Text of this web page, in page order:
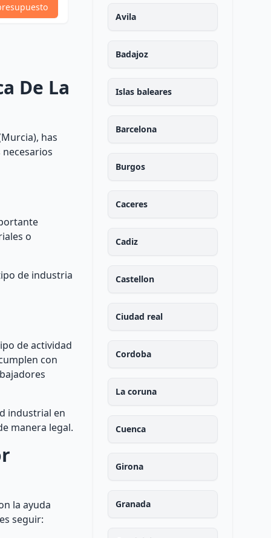
De La
has
o
de industria
de actividad
con
industrial en
manera legal.
la ayuda
seguir:
Avila
Badajoz
Islas baleares
Barcelona
Burgos
Caceres
Cadiz
Castellon
Ciudad real
Cordoba
La coruna
Cuenca
Girona
Granada